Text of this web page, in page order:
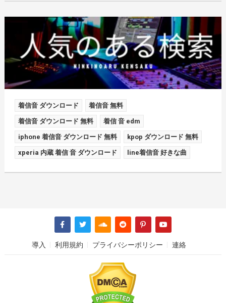
着信音 ダウンロード 着信音 無料
着信音 ダウンロード 無料 着信 音 edm
iphone 着信音 ダウンロード 無料 kpop ダウンロード 無料
xperia 内蔵 着信 音 ダウンロード line着信音 好きな曲
導入 利用規約 プライバシーポリシー 連絡